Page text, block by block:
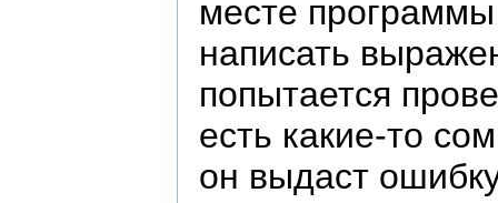
месте
написать
попытается
есть какие-то
он выдаст